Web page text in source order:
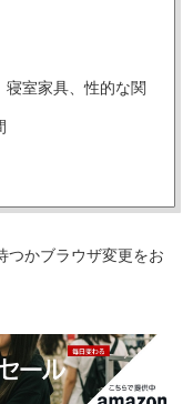
寝室家具、性的な関
つかブラウザ変更をお